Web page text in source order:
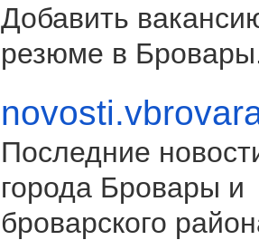
Добавить
резюме в
Последние
города Бровары и
броварского